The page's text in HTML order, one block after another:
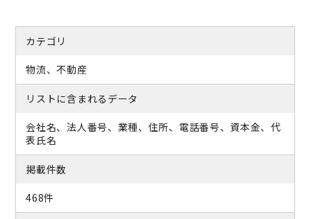
カテゴリ
物流、不動産
リストに含まれるデータ
会社名、法人番号、業種、住所、電話番号、資本金、代
表氏名
掲載件数
468件